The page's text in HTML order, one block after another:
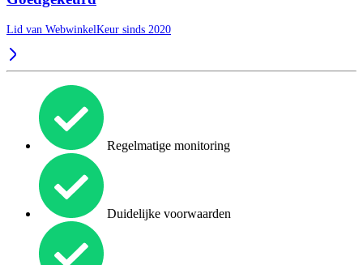
Lid van WebwinkelKeur sinds 2020
Regelmatige monitoring
Duidelijke voorwaarden